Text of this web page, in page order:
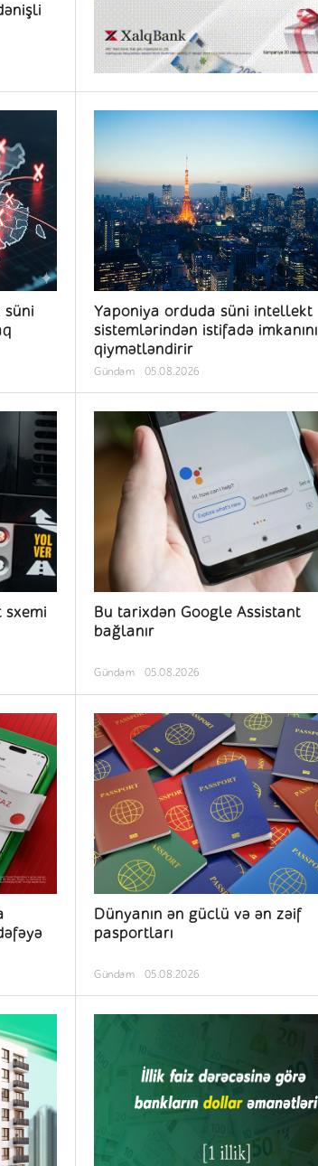
süni
Yaponiya orduda süni intellekt
sistemlərindən istifadə imkanını
qiymətləndirir
Gündəm 05.08.2026
sxemi
Bu tarixdən Google Assistant
bağlanır
Gündəm 05.08.2026
Dünyanın ən güclü və ən zəif
pasportları
Gündəm 05.08.2026